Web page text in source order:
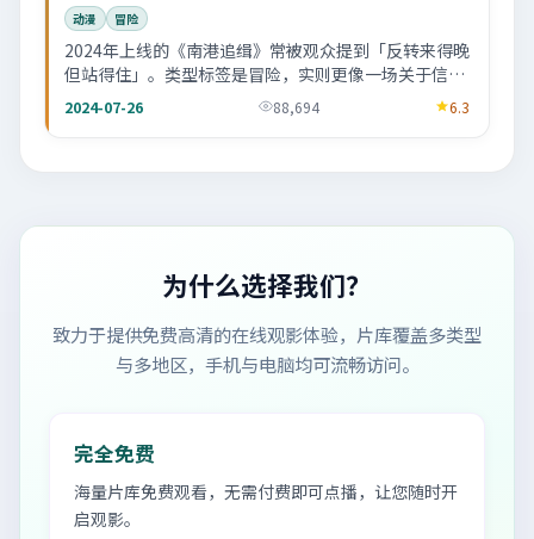
动漫 冒险
2024年上线的《南港追缉》常被观众提到「反转来得晚
但站得住」。类型标签是冒险，实则更像一场关于信任
的社会寓言。
2024-07-26 88,694 6.3
为什么选择我们？
致力于提供免费高清的在线观影体验，片库覆盖多类型
与多地区，手机与电脑均可流畅访问。
完全免费
海量片库免费观看，无需付费即可点播，让您随时开
启观影。